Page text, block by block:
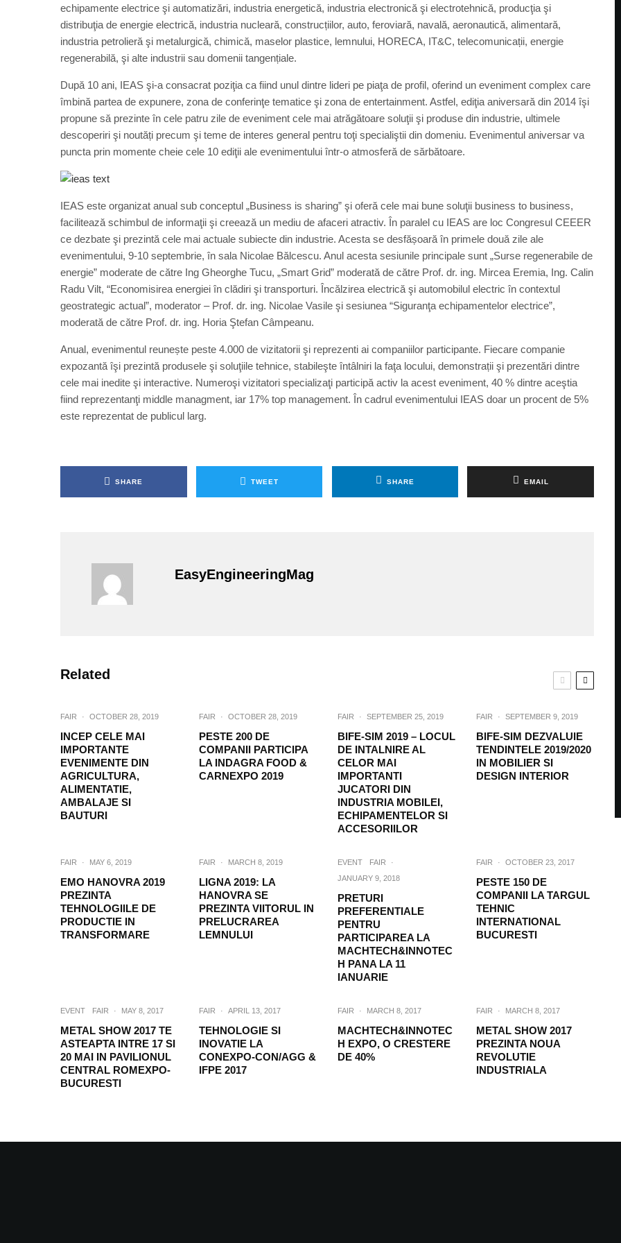
echipamente electrice şi automatizări, industria energetică, industria electronică şi electrotehnică, producţia şi
distribuţia de energie electrică, industria nucleară, construcțiilor, auto, feroviară, navală, aeronautică, alimentară,
industria petrolieră şi metalurgică, chimică, maselor plastice, lemnului, HORECA, IT&C, telecomunicații, energie
regenerabilă, şi alte industrii sau domenii tangențiale.
După 10 ani, IEAS şi-a consacrat poziţia ca fiind unul dintre lideri pe piaţa de profil, oferind un eveniment complex care
îmbină partea de expunere, zona de conferinţe tematice şi zona de entertainment. Astfel, ediţia aniversară din 2014 îşi
propune să prezinte în cele patru zile de eveniment cele mai atrăgătoare soluţii şi produse din industrie, ultimele
descoperiri şi noutăți precum şi teme de interes general pentru toţi specialiştii din domeniu. Evenimentul aniversar va
puncta prin momente cheie cele 10 ediţii ale evenimentului într-o atmosferă de sărbătoare.
IEAS este organizat anual sub conceptul „Business is sharing” şi oferă cele mai bune soluţii business to business,
facilitează schimbul de informaţii şi creează un mediu de afaceri atractiv. În paralel cu IEAS are loc Congresul CEEER
ce dezbate şi prezintă cele mai actuale subiecte din industrie. Acesta se desfășoară în primele două zile ale
evenimentului, 9-10 septembrie, în sala Nicolae Bălcescu. Anul acesta sesiunile principale sunt „Surse regenerabile de
energie” moderate de către Ing Gheorghe Tucu, „Smart Grid” moderată de către Prof. dr. ing. Mircea Eremia, Ing. Calin
Radu Vilt, “Economisirea energiei în clădiri şi transporturi. Încălzirea electrică şi automobilul electric în contextul
geostrategic actual”, moderator – Prof. dr. ing. Nicolae Vasile şi sesiunea “Siguranţa echipamentelor electrice”,
moderată de către Prof. dr. ing. Horia Ştefan Câmpeanu.
Anual, evenimentul reunește peste 4.000 de vizitatorii şi reprezenti ai companiilor participante. Fiecare companie
expozantă îşi prezintă produsele şi soluţiile tehnice, stabileşte întâlniri la faţa locului, demonstrații şi prezentări dintre
cele mai inedite şi interactive. Numeroşi vizitatori specializaţi participă activ la acest eveniment, 40 % dintre aceştia
fiind reprezentanţi middle managment, iar 17% top management. În cadrul evenimentului IEAS doar un procent de 5%
este reprezentat de publicul larg.
SHARE TWEET SHARE EMAIL
EasyEngineeringMag
Related
FAIR · OCTOBER 28, 2019
INCEP CELE MAI
IMPORTANTE
EVENIMENTE DIN
AGRICULTURA,
ALIMENTATIE,
AMBALAJE SI
BAUTURI
FAIR · OCTOBER 28, 2019
PESTE 200 DE
COMPANII PARTICIPA
LA INDAGRA FOOD &
CARNEXPO 2019
FAIR · SEPTEMBER 25, 2019
BIFE-SIM 2019 – LOCUL
DE INTALNIRE AL
CELOR MAI
IMPORTANTI
JUCATORI DIN
INDUSTRIA MOBILEI,
ECHIPAMENTELOR SI
ACCESORIILOR
FAIR · SEPTEMBER 9, 2019
BIFE-SIM DEZVALUIE
TENDINTELE 2019/2020
IN MOBILIER SI
DESIGN INTERIOR
FAIR · MAY 6, 2019
EMO HANOVRA 2019
PREZINTA
TEHNOLOGIILE DE
PRODUCTIE IN
TRANSFORMARE
FAIR · MARCH 8, 2019
LIGNA 2019: LA
HANOVRA SE
PREZINTA VIITORUL IN
PRELUCRAREA
LEMNULUI
EVENT FAIR
·
JANUARY 9, 2018
PRETURI
PREFERENTIALE
PENTRU
PARTICIPAREA LA
MACHTECH&INNOTEC
H PANA LA 11
IANUARIE
FAIR · OCTOBER 23, 2017
PESTE 150 DE
COMPANII LA TARGUL
TEHNIC
INTERNATIONAL
BUCURESTI
EVENT FAIR · MAY 8, 2017
METAL SHOW 2017 TE
ASTEAPTA INTRE 17 SI
20 MAI IN PAVILIONUL
CENTRAL ROMEXPO-
BUCURESTI
FAIR · APRIL 13, 2017
TEHNOLOGIE SI
INOVATIE LA
CONEXPO-CON/AGG &
IFPE 2017
FAIR · MARCH 8, 2017
MACHTECH&INNOTEC
H EXPO, O CRESTERE
DE 40%
FAIR · MARCH 8, 2017
METAL SHOW 2017
PREZINTA NOUA
REVOLUTIE
INDUSTRIALA